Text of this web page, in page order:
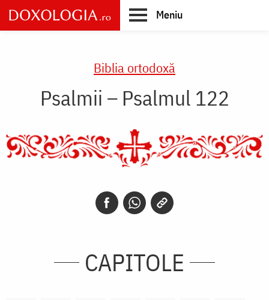
Skip
to
main
Meniu
Biblia ortodoxă
Psalmii – Psalmul 122
CAPITOLE